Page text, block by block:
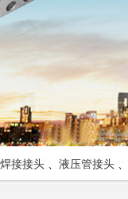
焊接接头 、 液压管接头 、